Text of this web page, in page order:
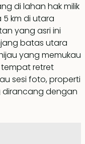
di lahan hak milik
5 km di utara
yang asri ini
batas utara
yang memukau
tempat retret
sesi foto, properti
dirancang dengan
bulat.